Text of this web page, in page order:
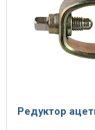
Редуктор